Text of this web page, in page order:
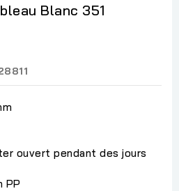
Blanc 351
ouvert pendant des jours
PP